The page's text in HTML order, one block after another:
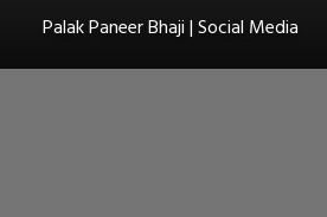
Palak Paneer Bhaji | Social Media